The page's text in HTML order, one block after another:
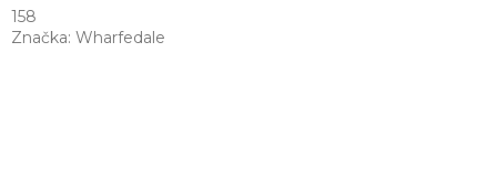
158
Značka: Wharfedale